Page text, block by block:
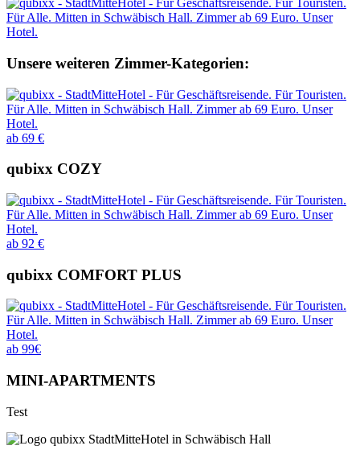
Unsere weiteren Zimmer-Kategorien:
ab 69 €
qubixx COZY
ab 92 €
qubixx COMFORT PLUS
ab 99€
MINI-APARTMENTS
Test